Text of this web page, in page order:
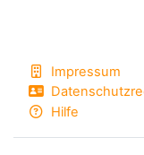
Impressum
Hilfe